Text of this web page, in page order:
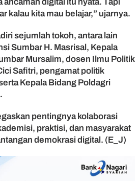
ancaman digital itu nyata. Tapi
kalau kita mau belajar,” ujarnya.
sejumlah tokoh, antara lain
Sumbar H. Masrisal, Kepala
Mursalim, dosen Ilmu Politik
Safitri, pengamat politik
Kepala Bidang Poldagri
pentingnya kolaborasi
praktisi, dan masyarakat
demokrasi digital. (E_J)